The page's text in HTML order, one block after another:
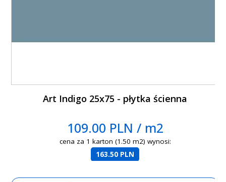
Art Indigo 25x75 - płytka ścienna
109.00 PLN / m2
cena za 1 karton (1.50 m2) wynosi:
163.50 PLN